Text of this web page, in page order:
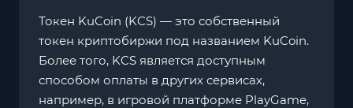
Токен KuCoin (KCS) — это собственный
токен криптобиржи под названием KuCoin.
Более того, KCS является доступным
способом оплаты в других сервисах,
например, в игровой платформе PlayGame,